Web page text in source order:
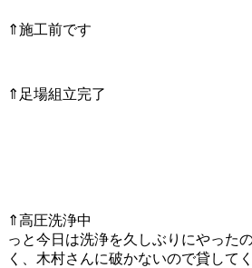
⇑施工前です
⇑足場組立完了
⇑高圧洗浄中
っと今日は洗浄を久しぶりにやった
く、木村さんに破かないので貸して